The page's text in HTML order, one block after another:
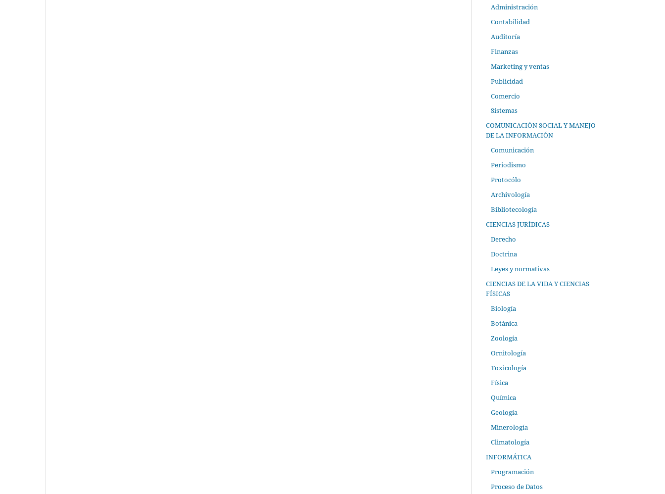
Administración
Contabilidad
Auditoría
Finanzas
Marketing y ventas
Publicidad
Comercio
Sistemas
COMUNICACIÓN SOCIAL Y MANEJO
DE LA INFORMACIÓN
Comunicación
Periodismo
Protocólo
Archivología
Bibliotecología
CIENCIAS JURÍDICAS
Derecho
Doctrina
Leyes y normativas
CIENCIAS DE LA VIDA Y CIENCIAS
FÍSICAS
Biología
Botánica
Zoología
Ornitología
Toxicología
Física
Química
Geología
Minerología
Climatología
INFORMÁTICA
Programación
Proceso de Datos